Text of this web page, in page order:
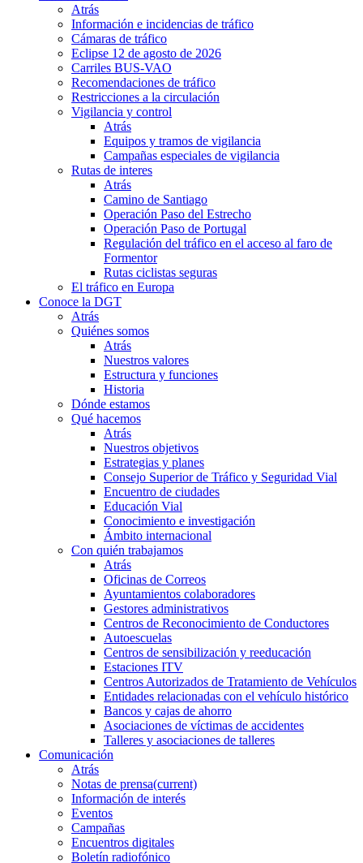
Atrás
Información e incidencias de tráfico
Cámaras de tráfico
Eclipse 12 de agosto de 2026
Carriles BUS-VAO
Recomendaciones de tráfico
Restricciones a la circulación
Vigilancia y control
Atrás
Equipos y tramos de vigilancia
Campañas especiales de vigilancia
Rutas de interes
Atrás
Camino de Santiago
Operación Paso del Estrecho
Operación Paso de Portugal
Regulación del tráfico en el acceso al faro de
Formentor
Rutas ciclistas seguras
El tráfico en Europa
Conoce la DGT
Atrás
Quiénes somos
Atrás
Nuestros valores
Estructura y funciones
Historia
Dónde estamos
Qué hacemos
Atrás
Nuestros objetivos
Estrategias y planes
Consejo Superior de Tráfico y Seguridad Vial
Encuentro de ciudades
Educación Vial
Conocimiento e investigación
Ámbito internacional
Con quién trabajamos
Atrás
Oficinas de Correos
Ayuntamientos colaboradores
Gestores administrativos
Centros de Reconocimiento de Conductores
Autoescuelas
Centros de sensibilización y reeducación
Estaciones ITV
Centros Autorizados de Tratamiento de Vehículos
Entidades relacionadas con el vehículo histórico
Bancos y cajas de ahorro
Asociaciones de víctimas de accidentes
Talleres y asociaciones de talleres
Comunicación
Atrás
Notas de prensa(current)
Información de interés
Eventos
Campañas
Encuentros digitales
Boletín radiofónico